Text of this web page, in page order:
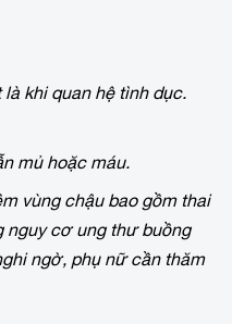
khi quan hệ tình dục.
mủ hoặc máu.
vùng chậu bao gồm thai
nguy cơ ung thư buồng
ngờ, phụ nữ cần thăm